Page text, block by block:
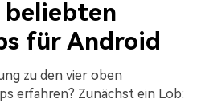
für Android
zu den vier oben
erfahren? Zunächst ein Lob: